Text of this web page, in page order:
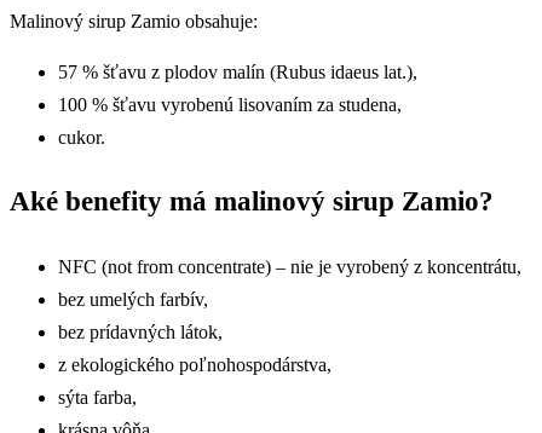
Malinový sirup Zamio obsahuje:
57 % šťavu z plodov malín (Rubus idaeus lat.),
100 % šťavu vyrobenú lisovaním za studena,
cukor.
Aké benefity má malinový sirup Zamio?
NFC (not from concentrate) – nie je vyrobený z koncentrátu,
bez umelých farbív,
bez prídavných látok,
z ekologického poľnohospodárstva,
sýta farba,